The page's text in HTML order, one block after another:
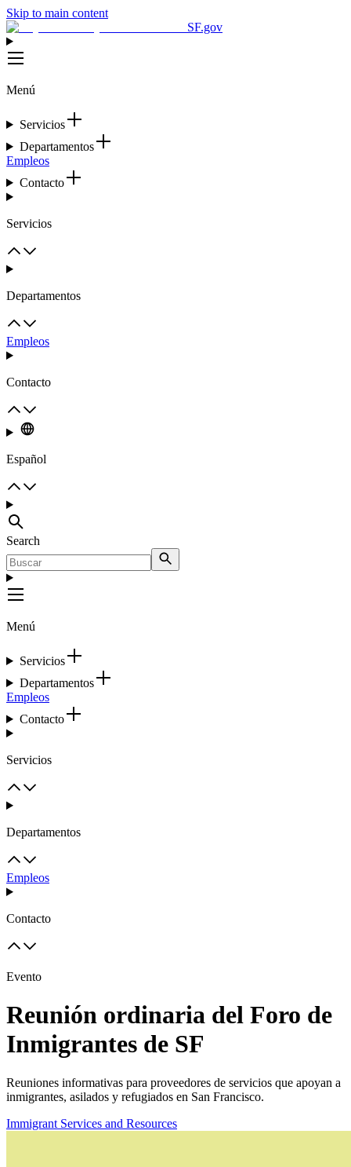
Skip to main content
SF.gov
Menú
Servicios
Departamentos
Empleos
Contacto
Servicios
Departamentos
Empleos
Contacto
Español
Search
Menú
Servicios
Departamentos
Empleos
Contacto
Servicios
Departamentos
Empleos
Contacto
Evento
Reunión ordinaria del Foro de
Inmigrantes de SF
Reuniones informativas para proveedores de servicios que apoyan a
inmigrantes, asilados y refugiados en San Francisco.
Immigrant Services and Resources